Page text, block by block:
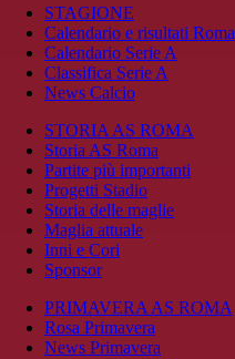
STAGIONE
Calendario e risultati Roma
Calendario Serie A
Classifica Serie A
News Calcio
STORIA AS ROMA
Storia AS Roma
Partite più importanti
Progetti Stadio
Storia delle maglie
Maglia attuale
Inni e Cori
Sponsor
PRIMAVERA AS ROMA
Rosa Primavera
News Primavera